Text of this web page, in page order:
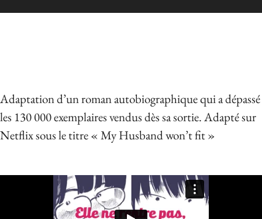
Adaptation d’un roman autobiographique qui a dépassé
les 130 000 exemplaires vendus dès sa sortie. Adapté sur
Netflix sous le titre « My Husband won’t fit »